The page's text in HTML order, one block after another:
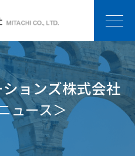
ョンズ株式会社
ュース＞